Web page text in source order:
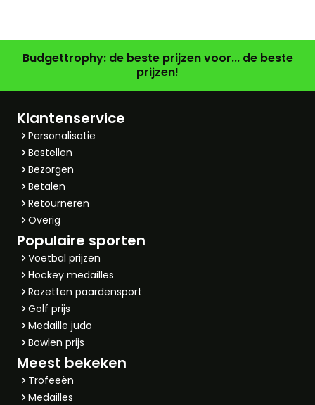
Budgettrophy: de beste prijzen voor... de beste
prijzen!
Klantenservice
Personalisatie
Bestellen
Bezorgen
Betalen
Retourneren
Overig
Populaire sporten
Voetbal prijzen
Hockey medailles
Rozetten paardensport
Golf prijs
Medaille judo
Bowlen prijs
Meest bekeken
Trofeeën
Medailles